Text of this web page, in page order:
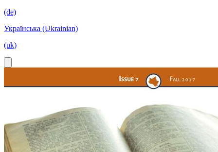
(de)
Українська (Ukrainian)
(uk)